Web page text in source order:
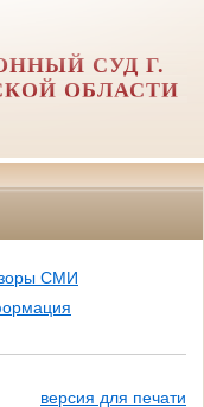
СУД Г.
ОБЛАСТИ
СМИ
версия для печати